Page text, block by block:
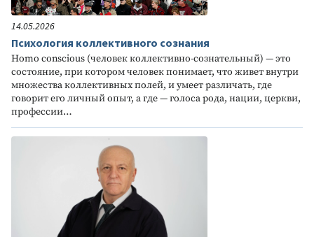
14.05.2026
Психология коллективного сознания
Homo conscious (человек коллективно-сознательный) — это
состояние, при котором человек понимает, что живет внутри
множества коллективных полей, и умеет различать, где
говорит его личный опыт, а где — голоса рода, нации, церкви,
профессии…